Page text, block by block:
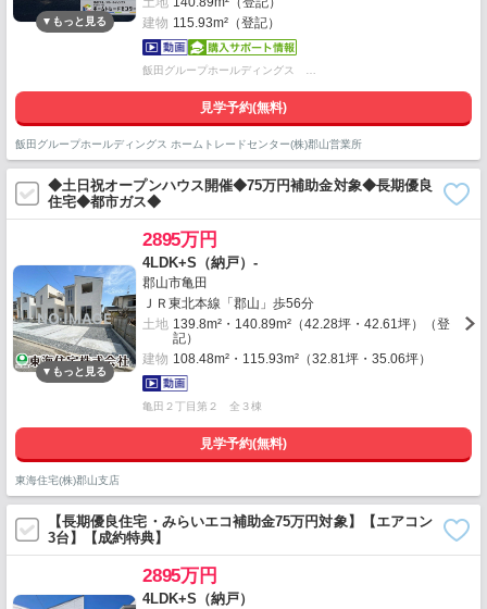
建物 115.93m²（登記）
飯田グループホールディングス …
見学予約(無料)
飯田グループホールディングス ホームトレードセンター(株)郡山営業所
◆土日祝オープンハウス開催◆75万円補助金対象◆長期優良
住宅◆都市ガス◆
2895万円
4LDK+S（納戸）-
郡山市亀田
ＪＲ東北本線「郡山」歩56分
土地 139.8m²・140.89m²（42.28坪・42.61坪）（登
記）
建物 108.48m²・115.93m²（32.81坪・35.06坪）
亀田２丁目第２ 全３棟
見学予約(無料)
東海住宅(株)郡山支店
【長期優良住宅・みらいエコ補助金75万円対象】【エアコン
3台】【成約特典】
2895万円
4LDK+S（納戸）